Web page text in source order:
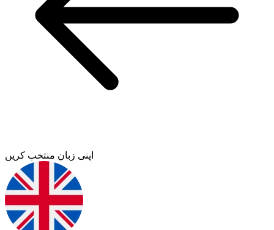
اپنی زبان منتخب کریں